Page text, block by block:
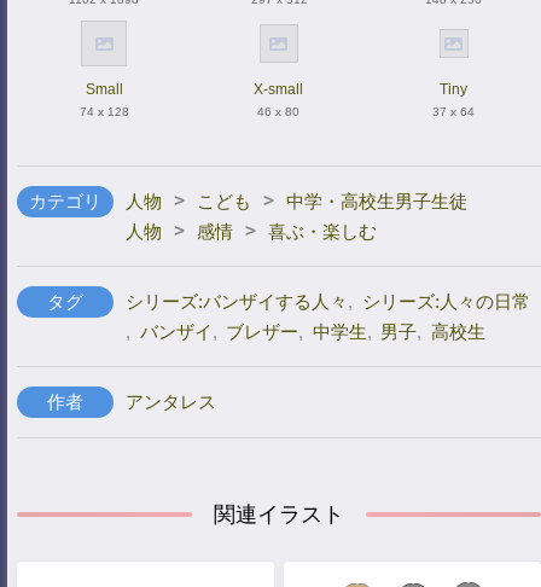
Small
74 x 128
X-small
46 x 80
Tiny
37 x 64
カテゴリ 人物 > こども > 中学・高校生男子生徒
人物
> 感情 > 喜ぶ・楽しむ
タグ シリーズ:バンザイする人々 , シリーズ:人々の日常
, バンザイ, ブレザー, 中学生, 男子, 高校生
作者 アンタレス
関連イラスト